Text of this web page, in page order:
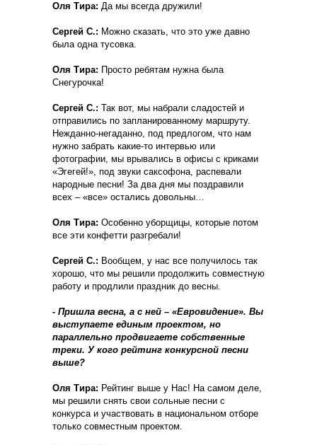
Оля Тира: Да мы всегда дружили!
Сергей С.: Можно сказать, что это уже давно
была одна тусовка.
Оля Тира: Просто ребятам нужна была
Снегурочка!
Сергей С.: Так вот, мы набрали сладостей и
отправились по запланированному маршруту.
Нежданно-негаданно, под предлогом, что нам
нужно забрать какие-то интервью или
фотографии, мы врывались в офисы с криками
«Эгегей!», под звуки саксофона, распевали
народные песни! За два дня мы поздравили
всех – «все» остались довольны…
Оля Тира: Особенно уборщицы, которые потом
все эти конфетти разгребали!
Сергей С.: Вообщем, у нас все получилось так
хорошо, что мы решили продолжить совместную
работу и продлили праздник до весны.
- Пришла весна, а с ней – «Евровидение». Вы
выступаете единым проектом, но
параллельно продвигаете собственные
треки. У кого рейтинг конкурсной песни
выше?
Оля Тира: Рейтинг выше у Нас! На самом деле,
мы решили снять свои сольные песни с
конкурса и участвовать в национальном отборе
только совместным проектом.